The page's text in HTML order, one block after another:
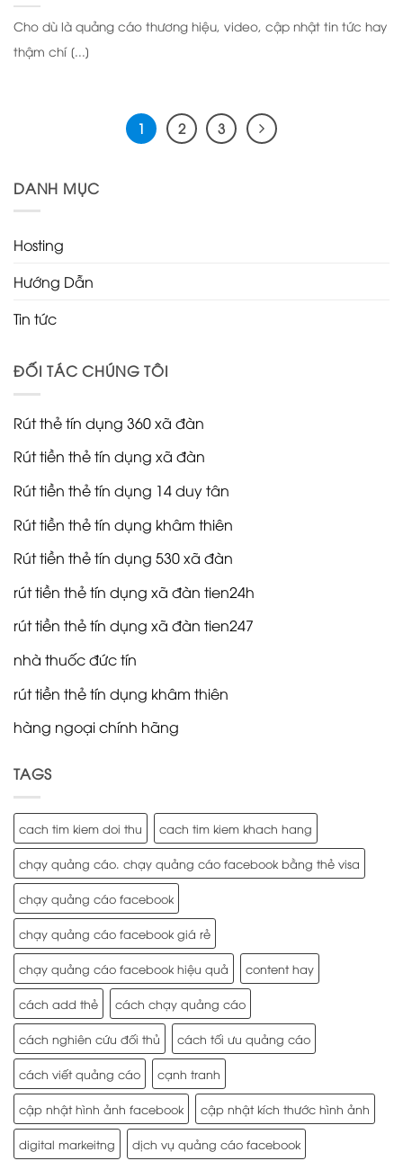
Cho dù là quảng cáo thương hiệu, video, cập nhật tin tức hay
thậm chí [...]
1 2 3
DANH MỤC
Hosting
Hướng Dẫn
Tin tức
ĐỐI TÁC CHÚNG TÔI
Rút thẻ tín dụng 360 xã đàn
Rút tiền thẻ tín dụng xã đàn
Rút tiền thẻ tín dụng 14 duy tân
Rút tiền thẻ tín dụng khâm thiên
Rút tiền thẻ tín dụng 530 xã đàn
rút tiền thẻ tín dụng xã đàn tien24h
rút tiền thẻ tín dụng xã đàn tien247
nhà thuốc đức tín
rút tiền thẻ tín dụng khâm thiên
hàng ngoại chính hãng
TAGS
cach tim kiem doi thu cach tim kiem khach hang
chạy quảng cáo. chạy quảng cáo facebook bằng thẻ visa
chạy quảng cáo facebook
chạy quảng cáo facebook giá rẻ
chạy quảng cáo facebook hiệu quả content hay
cách add thẻ cách chạy quảng cáo
cách nghiên cứu đối thủ cách tối ưu quảng cáo
cách viết quảng cáo cạnh tranh
cập nhật hình ảnh facebook cập nhật kích thước hình ảnh
digital markeitng dịch vụ quảng cáo facebook